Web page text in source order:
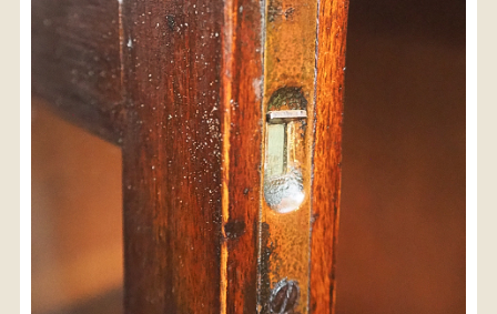
2678
箪笥 李朝 1601 b2770